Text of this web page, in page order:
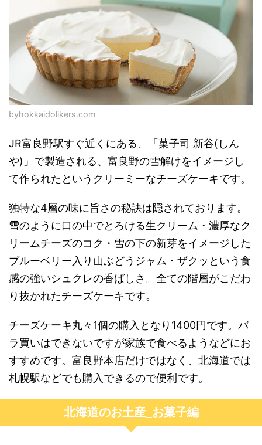
byhokkaidolikers.com
JR富良野駅すぐ近くにある、「菓子司 新谷(しん
や)」で製造される、富良野の雪解けをイメージし
て作られたというクリーミーなチーズケーキです。
独特な4層の味に旨さの秘訣は隠されております。
雪のように口の中でとろける生クリーム・濃厚なク
リームチーズのコク・雪の下の新芽をイメージした
ブルーベリー入り山ぶどうジャム・ザクッという食
感の強いシュクレの香ばしさ。全ての階層がこだわ
り抜かれたチーズケーキです。
チーズケーキ丸々1個の購入となり1400円です。バ
ラ買いはできないですが家族で食べるようなどにお
すすめです。富良野本店だけではなく、北海道では
札幌駅などでも購入できるので便利です。
北海道のお土産_お菓子編